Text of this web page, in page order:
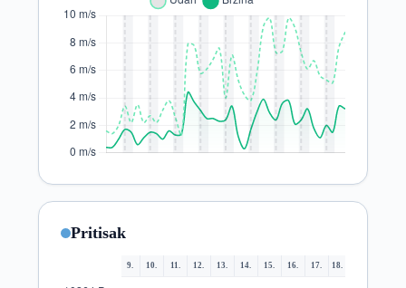
Pritisak
9. 10. 11. 12. 13. 14. 15. 16. 17. 18.